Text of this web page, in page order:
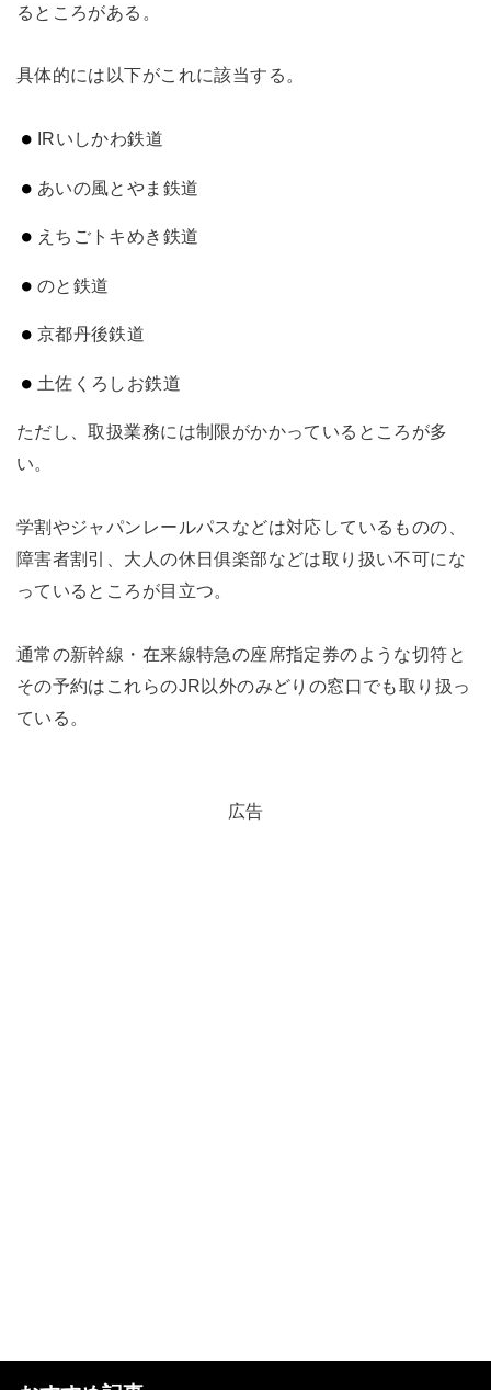
るところがある。
具体的には以下がこれに該当する。
IRいしかわ鉄道
あいの風とやま鉄道
えちごトキめき鉄道
のと鉄道
京都丹後鉄道
土佐くろしお鉄道
ただし、取扱業務には制限がかかっているところが多
い。
学割やジャパンレールパスなどは対応しているものの、
障害者割引、大人の休日俱楽部などは取り扱い不可にな
っているところが目立つ。
通常の新幹線・在来線特急の座席指定券のような切符と
その予約はこれらのJR以外のみどりの窓口でも取り扱っ
ている。
広告